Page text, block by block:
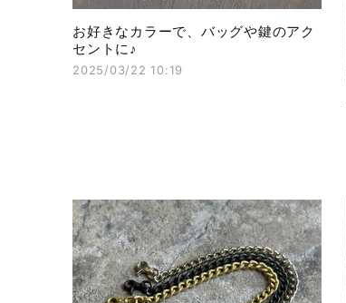
お好きなカラーで、バッグや鍵のアク
セントに♪
2025/03/22 10:19